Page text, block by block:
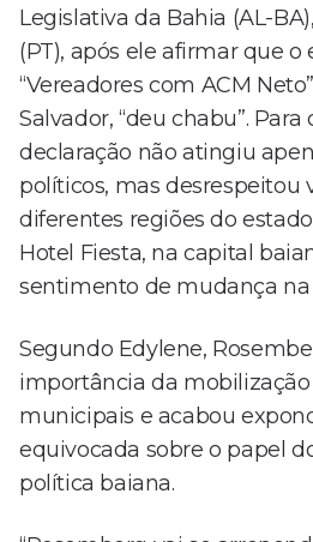
Legislativa da Bahia (AL-
(PT), após ele afirmar que o
“Vereadores com ACM
Salvador, “deu chabu”.
declaração não atingiu
políticos, mas desrespeitou
diferentes regiões do
Hotel Fiesta, na capital
sentimento de mudança na
Segundo Edylene,
importância da
municipais e acabou
equivocada sobre o papel
política baiana.